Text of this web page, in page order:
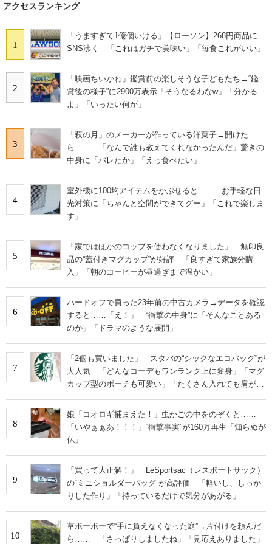
アクセスランキング
1
「うますぎて1億個いける」【ローソン】268円商品に
SNS沸く 「これはガチで美味い」「毎食これがいい」
2
「映画ちいかわ」鑑賞前の楽しそうな子どもたち→“鑑
賞後の様子”に2900万表示「そうなるわなw」「分かる
よ」「いったい何が」
3
「萩の月」のメーカーが作っている洋菓子→開けた
ら…… 「なんで誰も教えてくれなかったんだ」驚きの
中身に「バレたか」「えっ食べたい」
4
室外機に100均アイテムをかぶせると…… お手軽な日
光対策に「ちゃんと空間ができてグー」「これで楽しま
す」
5
「家ではほかのコップを使わなくなりました」 無印良
品の“蓋付きマグカップ”が好評 「良すぎて家族分購
入」「朝のコーヒーが昼過ぎまで温かい」
6
ハードオフで買った23年前の中古カメラ→データを確認
すると……「え！」 “衝撃の中身”に「そんなことある
のか」「ドラマのような展開」
7
「2個も買いました」 スタバの“シックなエコバッグ”が
大人気 「どんなコーデもワンランク上に変身」「マグ
カップ型のポーチも可愛い」「たくさん入れても肩が痛
8
娘「コオロギ捕まえた！」虫かごの中をのぞくと……
「いやぁぁあ！！！」“衝撃事実”が160万再生「知らぬが
仏」
9
「買って大正解！」 LeSportsac（レスポートサック）
の“ミニショルダーバッグ”が高評価 「軽いし、しっか
りした作り」「持っているだけで気分があがる」
10
草ボーボーで“手に負えなくなった庭”→片付けを頼んだ
ら…… 「さっぱりしましたね」「見応えありました」